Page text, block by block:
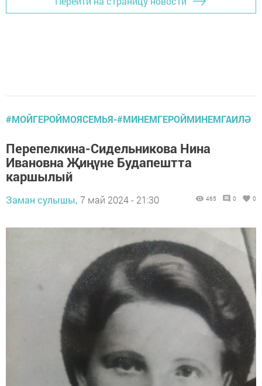
#МОЙГЕРОЙМОЯСЕМЬЯ-#МИНЕМГЕРОЙМИНЕМГАИЛӘ
Перепелкина-Сидельникова Нина
Ивановна Җиңүне Будапештта
каршылый
Заман сулышы, 7 май 2024 - 21:30 465 0 0